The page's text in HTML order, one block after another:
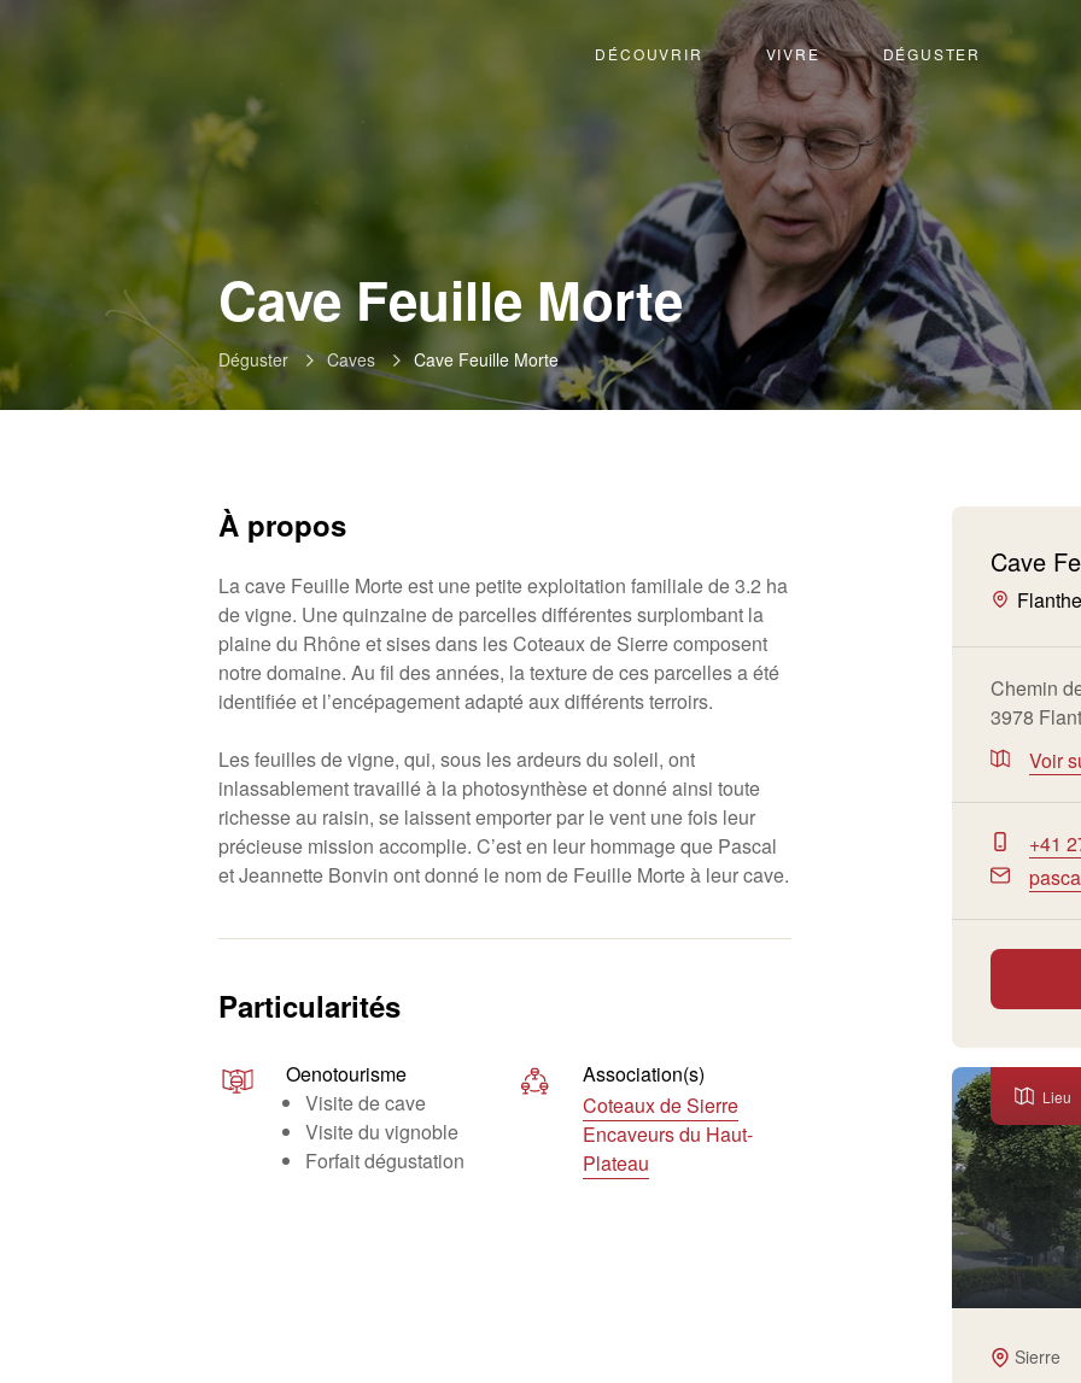
DÉCOUVRIR VIVRE DÉGUSTER
Cave Feuille Morte-
Flanthey
Déguster Caves Cave Feuille Morte
À propos
La cave Feuille Morte est une petite exploitation familiale de 3.2 ha
de vigne. Une quinzaine de parcelles différentes surplombant la
plaine du Rhône et sises dans les Coteaux de Sierre composent
notre domaine. Au fil des années, la texture de ces parcelles a été
identifiée et l’encépagement adapté aux différents terroirs.
Les feuilles de vigne, qui, sous les ardeurs du soleil, ont
inlassablement travaillé à la photosynthèse et donné ainsi toute
richesse au raisin, se laissent emporter par le vent une fois leur
précieuse mission accomplie. C’est en leur hommage que Pascal
et Jeannette Bonvin ont donné le nom de Feuille Morte à leur cave.
Particularités
Oenotourisme
Visite de cave
Visite du vignoble
Forfait dégustation
Association(s)
Coteaux de Sierre
Encaveurs du Haut-
Plateau
Cave
Chemin
3978
Voir
+41
Lieu
Sierre